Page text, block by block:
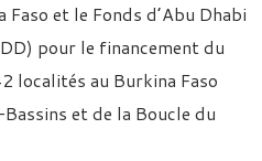
et le Fonds d’Abu Dhabi
pour le financement du
localités au Burkina Faso
et de la Boucle du